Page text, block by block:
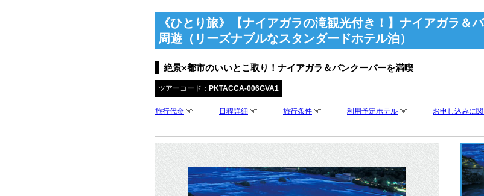
《ひとり旅》【ナイアガラの滝観光付き！】ナイアガラ＆
周遊（リーズナブルなスタンダードホテル泊）
絶景×都市のいいとこ取り！ナイアガラ＆バンクーバーを満喫
ツアーコード： PKTACCA-006GVA1
旅行代金 日程詳細 旅行条件 利用予定ホテル お申し込みに